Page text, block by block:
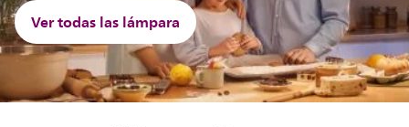
Ver todas las lámpara